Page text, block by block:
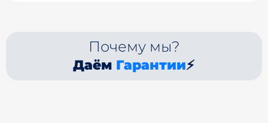
Почему мы?
Даём Гарантии⚡